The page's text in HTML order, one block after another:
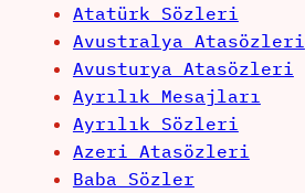
Atatürk Sözleri
Avustralya Atasözleri
Avusturya Atasözleri
Ayrılık Mesajları
Ayrılık Sözleri
Azeri Atasözleri
Baba Sözler